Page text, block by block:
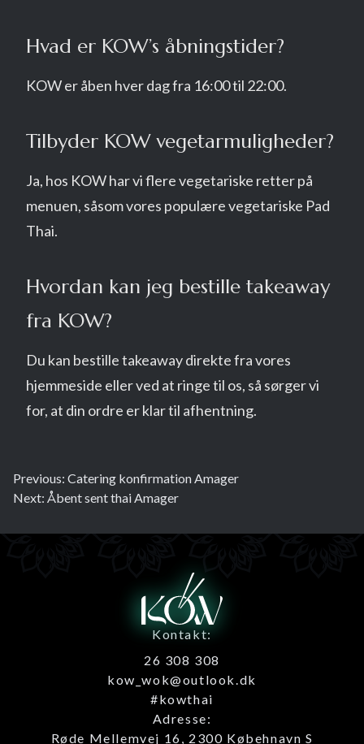
Hvad er KOW’s åbningstider?
KOW er åben hver dag fra 16:00 til 22:00.
Tilbyder KOW vegetarmuligheder?
Ja, hos KOW har vi flere vegetariske retter på
menuen, såsom vores populære vegetariske Pad
Thai.
Hvordan kan jeg bestille takeaway
fra KOW?
Du kan bestille takeaway direkte fra vores
hjemmeside eller ved at ringe til os, så sørger vi
for, at din ordre er klar til afhentning.
Previous: Catering konfirmation Amager
Next: Åbent sent thai Amager
Kontakt:
26 308 308
kow_wok@outlook.dk
#kowthai
Adresse:
Røde Mellemvej 16, 2300 Købehnavn S